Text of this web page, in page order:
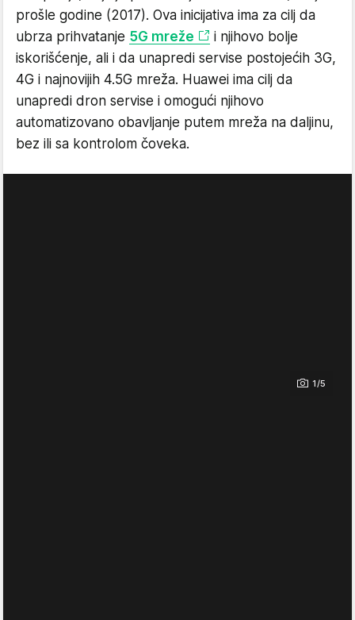
prošle godine (2017). Ova inicijativa ima za cilj da
ubrza prihvatanje 5G mreže
i njihovo bolje
iskorišćenje, ali i da unapredi servise postojećih 3G,
4G i najnovijih 4.5G mreža. Huawei ima cilj da
unapredi dron servise i omogući njihovo
automatizovano obavljanje putem mreža na daljinu,
bez ili sa kontrolom čoveka.
1/5